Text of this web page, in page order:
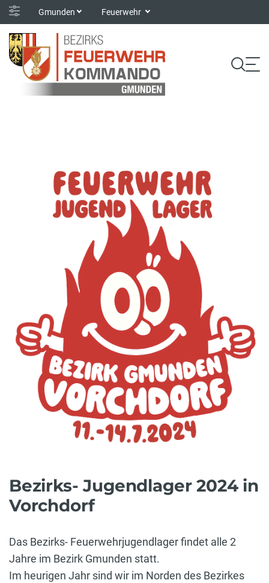
Gmunden Feuerwehr
Bezirks- Jugendlager 2024 in
Vorchdorf
Das Bezirks- Feuerwehrjugendlager findet alle 2
Jahre im Bezirk Gmunden statt.
Im heurigen Jahr sind wir im Norden des Bezirkes